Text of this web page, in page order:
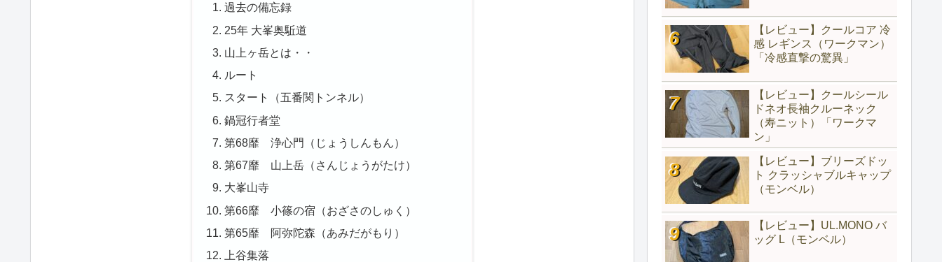
過去の備忘録
25年 大峯奥駈道
山上ヶ岳とは・・
ルート
スタート（五番関トンネル）
鍋冠行者堂
第68靡 浄心門（じょうしんもん）
第67靡 山上岳（さんじょうがたけ）
大峯山寺
第66靡 小篠の宿（おざさのしゅく）
第65靡 阿弥陀森（あみだがもり）
上谷集落
【レビュー】クールコア 冷
感 レギンス（ワークマン）
「冷感直撃の驚異」
【レビュー】クールシール
ドネオ長袖クルーネック
（寿ニット）「ワークマ
ン」
【レビュー】ブリーズドッ
ト クラッシャブルキャップ
（モンベル）
【レビュー】UL.MONO バ
ッグ L（モンベル）